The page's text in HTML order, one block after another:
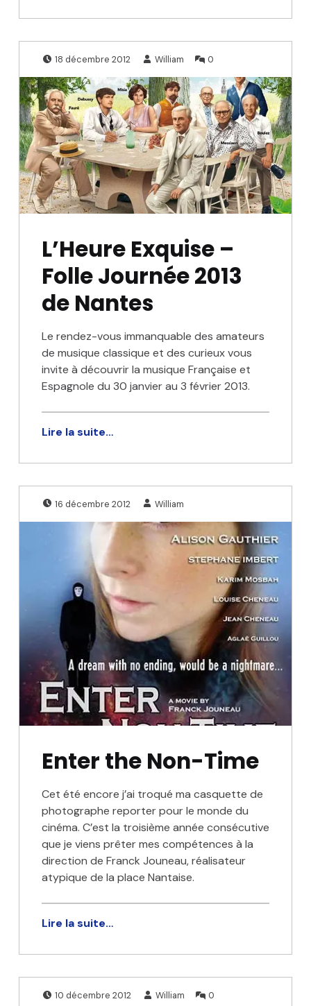
L’Heure Exquise –
Folle Journée 2013
de Nantes
Le rendez-vous immanquable des amateurs
de musique classique et des curieux vous
invite à découvrir la musique Française et
Espagnole du 30 janvier au 3 février 2013.
Lire la suite…
Publié le:
18 décembre 2012
Écrit par:
William
Commentaires
0
Enter the Non-Time
Cet été encore j’ai troqué ma casquette de
photographe reporter pour le monde du
cinéma. C’est la troisième année consécutive
que je viens prêter mes compétences à la
direction de Franck Jouneau, réalisateur
atypique de la place Nantaise.
Lire la suite…
Publié le:
16 décembre 2012
Écrit par:
William
Publié le:
10 décembre 2012
Écrit par:
William 0